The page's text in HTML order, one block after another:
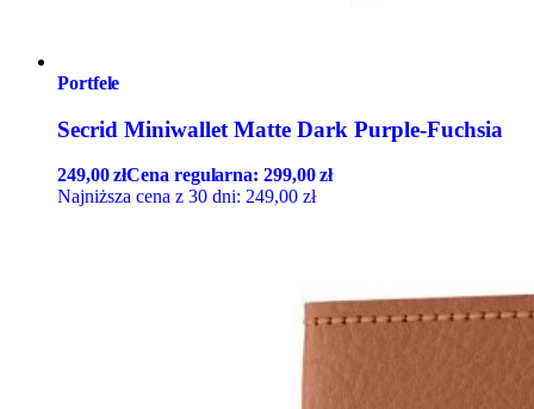
Portfele
Secrid Miniwallet Matte Dark Purple-Fuchsia
249,00złCena regularna:299,00zł
Najniższa cena z 30 dni: 249,00 zł